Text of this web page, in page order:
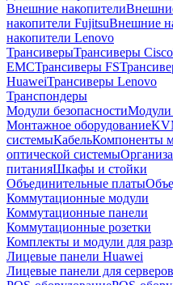
Внешние накопители
накопители FujitsuВнешние
накопители Lenovo
ТрансиверыТрансиверы Cisco
EMCТрансиверы FS
HuaweiТрансиверы Lenovo
Транспондеры
Модули безопасностиМодули
Монтажное оборудование
системыКабельКомпоненты
оптической системы
питанияШкафы и стойки
Объединительные платы
Коммутационные модули
Коммутационные панели
Коммутационные розетки
Комплекты и модули для
Лицевые панели Huawei
Лицевые панели для